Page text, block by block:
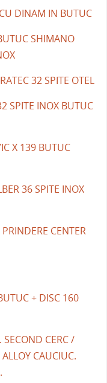
DINAM IN BUTUC
SHIMANO
32 SPITE OTEL
SPITE INOX BUTUC
X 139 BUTUC
36 SPITE INOX
CENTER
+ DISC 160
SECOND CERC /
CAUCIUC.